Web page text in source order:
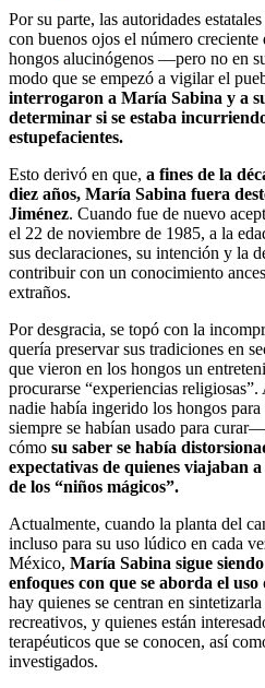
Por su parte, las autoridades
con buenos ojos el número creciente
hongos alucinógenos —pero no en
modo que se empezó a vigilar el
interrogaron a María Sabina y a
determinar si se estaba
estupefacientes.
Esto derivó en que, a fines de la
diez años, María Sabina fuera
Jiménez. Cuando fue de nuevo
el 22 de noviembre de 1985, a la
sus declaraciones, su intención y la
contribuir con un conocimiento
extraños.
Por desgracia, se topó con la
quería preservar sus tradiciones en
que vieron en los hongos un
procurarse “experiencias
nadie había ingerido los hongos
siempre se habían usado para
cómo su saber se había
expectativas de quienes viajaban
de los “niños mágicos”.
Actualmente, cuando la planta del
incluso para su uso lúdico en cada
México, María Sabina sigue
enfoques con que se aborda el uso
hay quienes se centran en
recreativos, y quienes están
terapéuticos que se conocen, así
investigados.